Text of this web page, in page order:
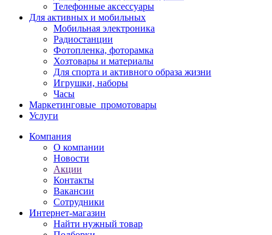
Телефонные аксессуары
Для активных и мобильных
Мобильная электроника
Радиостанции
Фотопленка, фоторамка
Хозтовары и материалы
Для спорта и активного образа жизни
Игрушки, наборы
Часы
Маркетинговые_промотовары
Услуги
Компания
О компании
Новости
Акции
Контакты
Вакансии
Сотрудники
Интернет-магазин
Найти нужный товар